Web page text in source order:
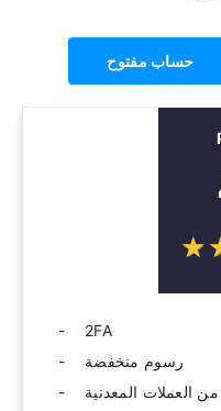
حساب مفتوح
☆
★
2FA
رسوم منخفضة
العملات المعدنية